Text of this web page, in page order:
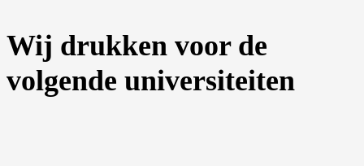
Wij drukken voor de
volgende universiteiten